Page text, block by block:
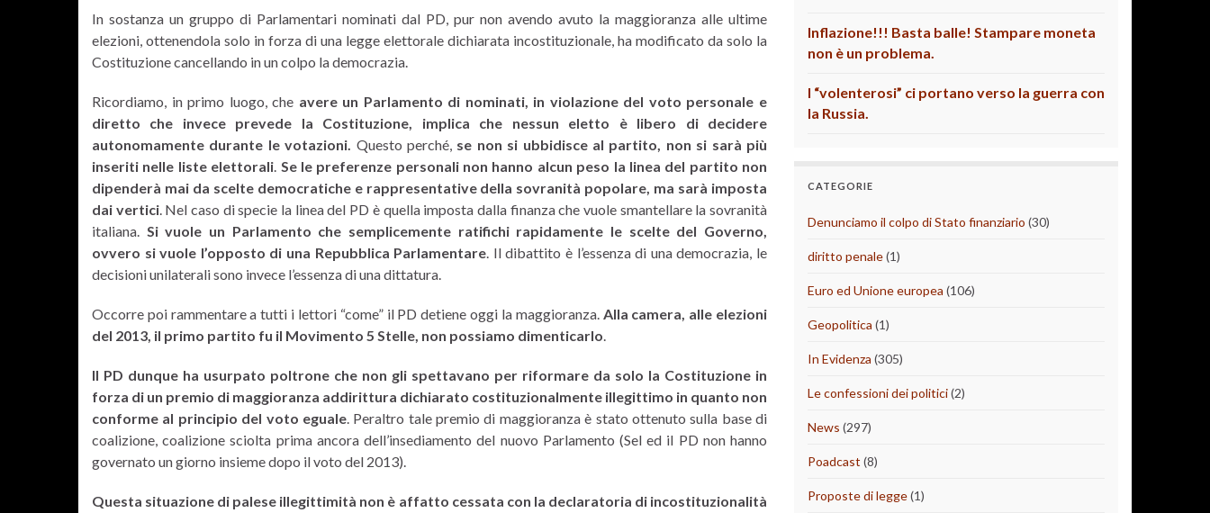
In sostanza un gruppo di Parlamentari nominati dal PD, pur non avendo avuto la maggioranza alle ultime
elezioni, ottenendola solo in forza di una legge elettorale dichiarata incostituzionale, ha modificato da solo la
Costituzione cancellando in un colpo la democrazia.
Ricordiamo, in primo luogo, che avere un Parlamento di nominati, in violazione del voto personale e
diretto che invece prevede la Costituzione, implica che nessun eletto è libero di decidere
autonomamente durante le votazioni. Questo perché, se non si ubbidisce al partito, non si sarà più
inseriti nelle liste elettorali. Se le preferenze personali non hanno alcun peso la linea del partito non
dipenderà mai da scelte democratiche e rappresentative della sovranità popolare, ma sarà imposta
dai vertici. Nel caso di specie la linea del PD è quella imposta dalla finanza che vuole smantellare la sovranità
italiana. Si vuole un Parlamento che semplicemente ratifichi rapidamente le scelte del Governo,
ovvero si vuole l’opposto di una Repubblica Parlamentare. Il dibattito è l’essenza di una democrazia, le
decisioni unilaterali sono invece l’essenza di una dittatura.
Occorre poi rammentare a tutti i lettori “come” il PD detiene oggi la maggioranza. Alla camera, alle elezioni
del 2013, il primo partito fu il Movimento 5 Stelle, non possiamo dimenticarlo.
Il PD dunque ha usurpato poltrone che non gli spettavano per riformare da solo la Costituzione in
forza di un premio di maggioranza addirittura dichiarato costituzionalmente illegittimo in quanto non
conforme al principio del voto eguale. Peraltro tale premio di maggioranza è stato ottenuto sulla base di
coalizione, coalizione sciolta prima ancora dell’insediamento del nuovo Parlamento (Sel ed il PD non hanno
governato un giorno insieme dopo il voto del 2013).
Questa situazione di palese illegittimità non è affatto cessata con la declaratoria di incostituzionalità
Inflazione!!! Basta balle! Stampare moneta
non è un problema.
I “volenterosi” ci portano verso la guerra con
la Russia.
CATEGORIE
Denunciamo il colpo di Stato finanziario (30)
diritto penale(1)
Euro ed Unione europea (106)
Geopolitica (1)
In Evidenza (305)
Le confessioni dei politici(2)
News (297)
Poadcast (8)
Proposte di legge(1)